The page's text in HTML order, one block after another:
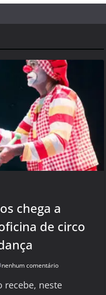
chega a
de circo
nenhum comentário
recebe, neste